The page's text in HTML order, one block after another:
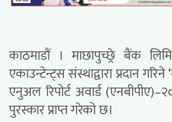
काठमाडौं । माछापुच्छ्रे बैंक
एकाउन्टेन्ट्स संस्थाद्वारा प्रदान
एनुअल रिपोर्ट अवार्ड
पुरस्कार प्राप्त गरेको छ।